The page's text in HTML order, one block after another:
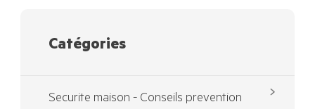
Catégories
Securite maison - Conseils prevention